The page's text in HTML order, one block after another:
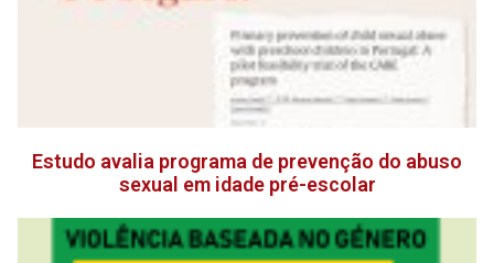
Estudo avalia programa de prevenção do abuso
sexual em idade pré-escolar